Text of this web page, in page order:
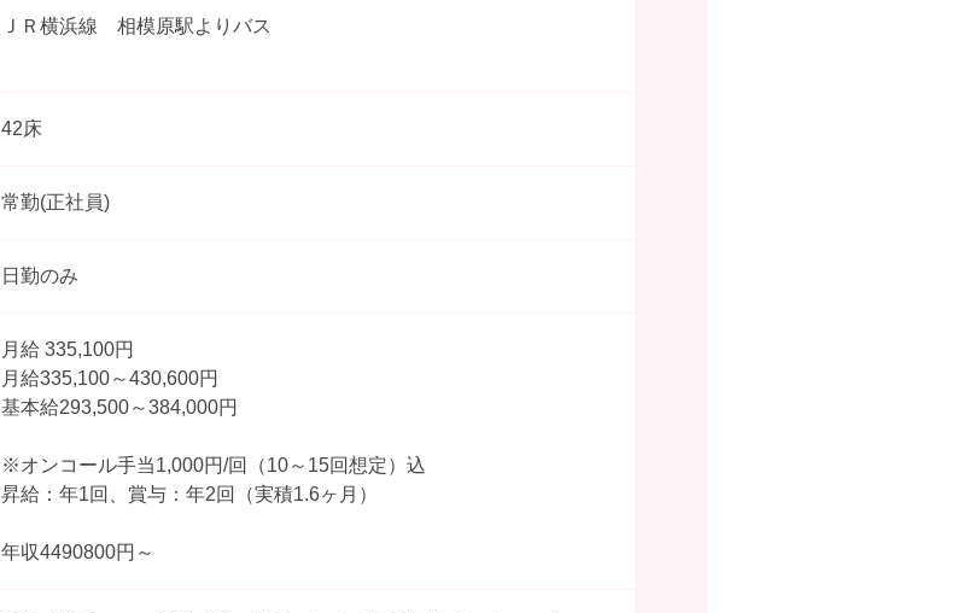
ＪＲ横浜線 相模原駅よりバス
42床
常勤(正社員)
日勤のみ
月給 335,100円
月給335,100～430,600円
基本給293,500～384,000円
※オンコール手当1,000円/回（10～15回想定）込
昇給：年1回、賞与：年2回（実積1.6ヶ月）
年収4490800円～